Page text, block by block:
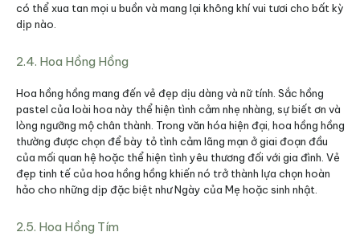
có thể xua tan mọi u buồn và mang lại không khí vui tươi cho bất kỳ
dịp nào.
2.4. Hoa Hồng Hồng
Hoa hồng hồng mang đến vẻ đẹp dịu dàng và nữ tính. Sắc hồng
pastel của loài hoa này thể hiện tình cảm nhẹ nhàng, sự biết ơn và
lòng ngưỡng mộ chân thành. Trong văn hóa hiện đại, hoa hồng hồng
thường được chọn để bày tỏ tình cảm lãng mạn ở giai đoạn đầu
của mối quan hệ hoặc thể hiện tình yêu thương đối với gia đình. Vẻ
đẹp tinh tế của hoa hồng hồng khiến nó trở thành lựa chọn hoàn
hảo cho những dịp đặc biệt như Ngày của Mẹ hoặc sinh nhật.
2.5. Hoa Hồng Tím